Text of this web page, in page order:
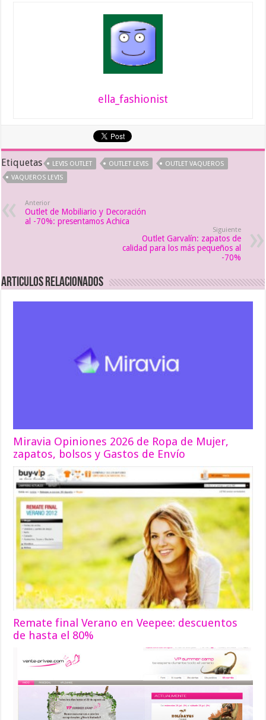
ella_fashionist
Etiquetas LEVIS OUTLET OUTLET LEVIS
OUTLET VAQUEROS
VAQUEROS LEVIS
Anterior
Outlet de Mobiliario y Decoración
al -70%: presentamos Achica
Siguiente
Outlet Garvalín: zapatos de
calidad para los más pequeños al
-70%
Articulos relacionados
Miravia Opiniones 2026 de Ropa de Mujer,
zapatos, bolsos y Gastos de Envío
Remate final Verano en Veepee: descuentos
de hasta el 80%